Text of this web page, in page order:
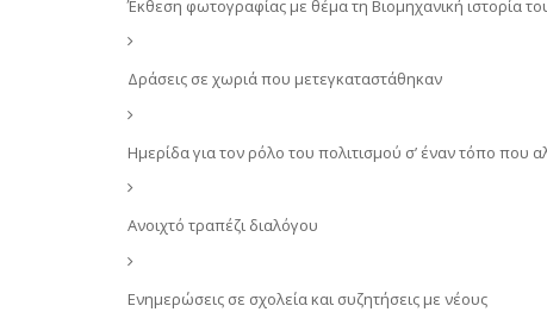
Έκθεση φωτογραφίας με θέμα τη Βιομηχανική ιστορία
Δράσεις σε χωριά που μετεγκαταστάθηκαν
Ημερίδα για τον ρόλο του πολιτισμού σ’ έναν τόπο που
Ανοιχτό τραπέζι διαλόγου
Ενημερώσεις σε σχολεία και συζητήσεις με νέους